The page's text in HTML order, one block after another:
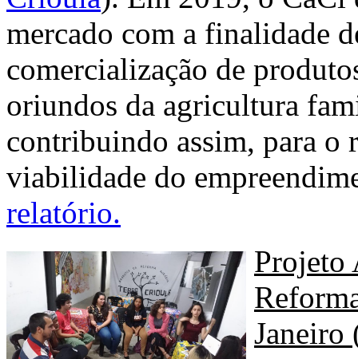
mercado com a finalidade
comercialização de
oriundos da agricultura
contribuindo assim, para o
viabilidade do
relatório.
Projeto
Janeiro